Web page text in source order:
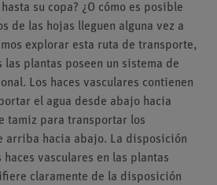
su copa? ¿O cómo es posible
de las hojas lleguen alguna vez a
explorar esta ruta de transporte,
las plantas poseen un sistema de
Los haces vasculares contienen
el agua desde abajo hacia
tamiz para transportar los
arriba hacia abajo. La disposición
vasculares en las plantas
claramente de la disposición